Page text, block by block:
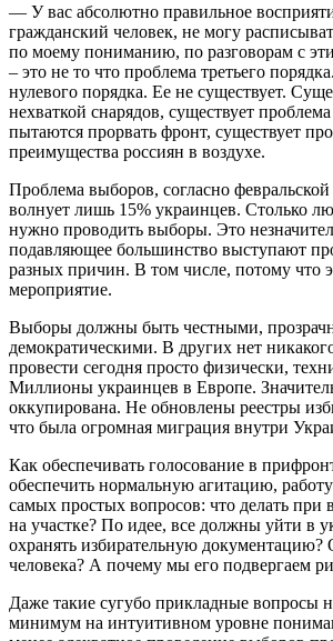
— У вас абсолютно правильное
гражданский человек, не могу
по моему пониманию, по разговорам с
– это не то что проблема третьего
нулевого порядка. Ее не существует.
нехваткой снарядов, существует
пытаются прорвать фронт, существует
преимущества россиян в воздухе.
Проблема выборов, согласно
волнует лишь 15% украинцев. Столько
нужно проводить выборы. Это
подавляющее большинство выступают
разных причин. В том числе, потому что
мероприятие.
Выборы должны быть честными,
демократическими. В других нет
провести сегодня просто физически,
Миллионы украинцев в Европе.
оккупирована. Не обновлены реестры
что была огромная миграция внутри
Как обеспечивать голосование в
обеспечить нормальную агитацию,
самых простых вопросов: что делать при
на участке? По идее, все должны уйти в
охранять избирательную документацию?
человека? А почему мы его подвергаем
Даже такие сугубо прикладные вопросы
минимум на интуитивном уровне